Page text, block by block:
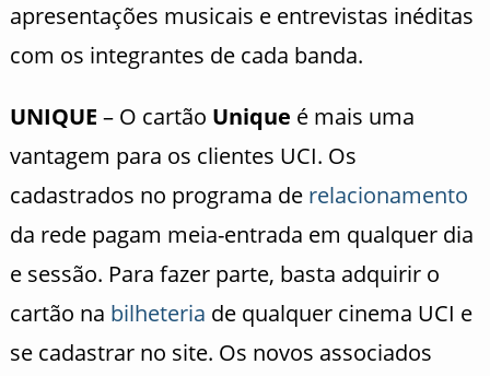
apresentações musicais e entrevistas inéditas
com os integrantes de cada banda.
UNIQUE – O cartão Unique é mais uma
vantagem para os clientes UCI. Os
cadastrados no programa de relacionamento
da rede pagam meia-entrada em qualquer dia
e sessão. Para fazer parte, basta adquirir o
cartão na bilheteria de qualquer cinema UCI e
se cadastrar no site. Os novos associados